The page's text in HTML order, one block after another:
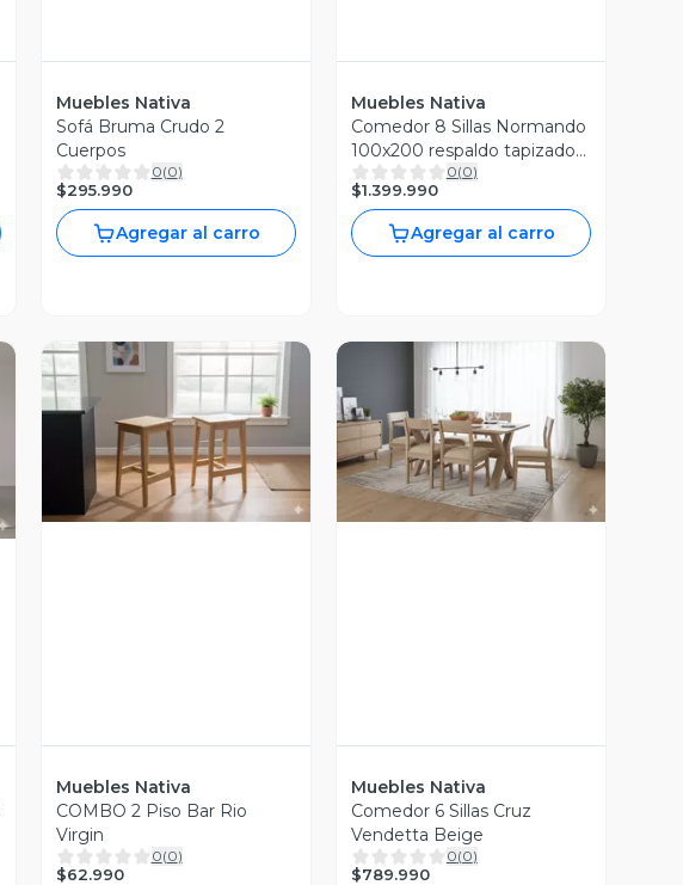
Muebles Nativa
Sofá Bruma Crudo 2
Cuerpos
0(0)
$295.990
Agregar al carro
Muebles Nativa
Comedor 8 Sillas Normando
100x200 respaldo tapizado
Azul
0(0)
$1.399.990
Agregar al carro
Vista Previa
Muebles Nativa
COMBO 2 Piso Bar Rio
Virgin
0(0)
$62.990
Vista Previa
Muebles Nativa
Comedor 6 Sillas Cruz
Vendetta Beige
0(0)
$789.990